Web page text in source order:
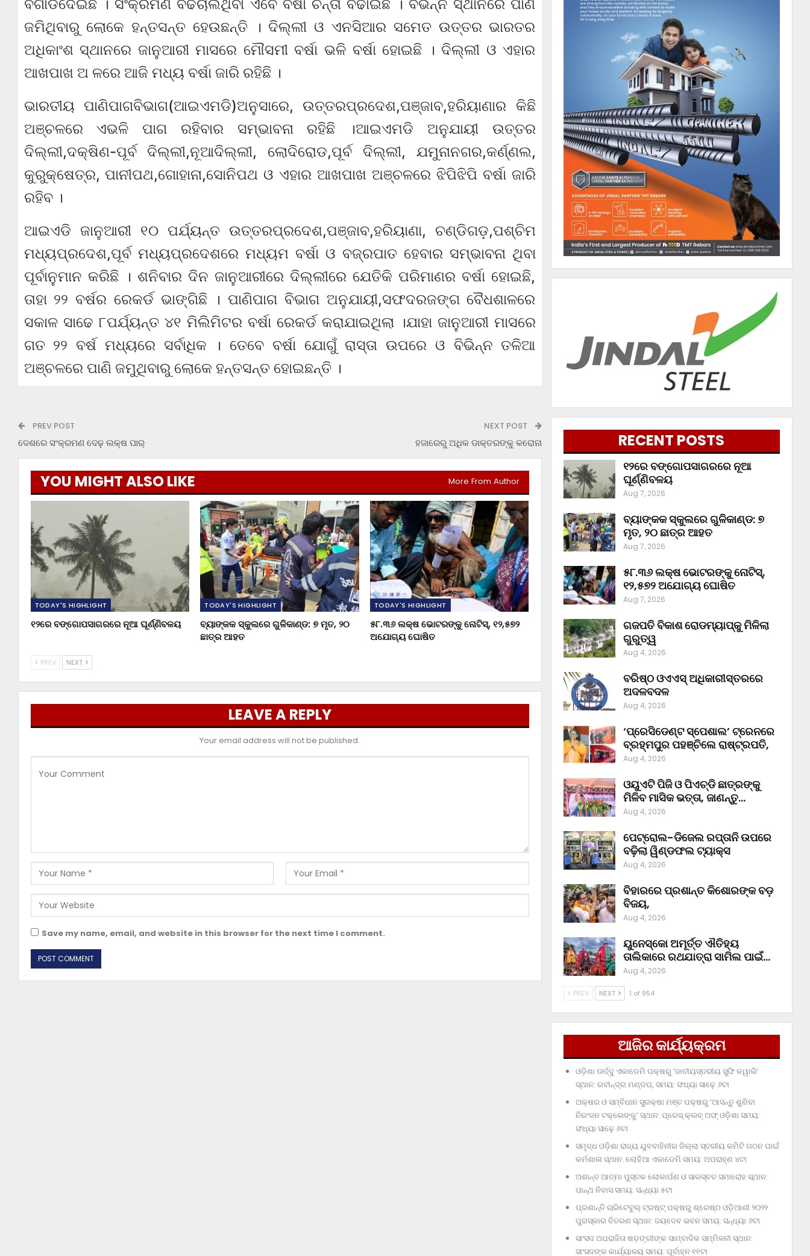
ବିଗାଡିଦେଇଛି । ସଂକ୍ରମଣ ବଢିଚାଲିଥିବା ଏବେ ବର୍ଷା ଚିନ୍ତା ବଢାଇଛି । ବିଭିନ୍ନ ସ୍ଥାନରେ ପାଣି
ଜମିଥିବାରୁ ଲୋକେ ହନ୍ତସନ୍ତ ହେଉଛନ୍ତି । ଦିଲ୍ଲୀ ଓ ଏନସିଆର ସମେତ ଉତ୍ତର ଭାରତର
ଅଧିକାଂଶ ସ୍ଥାନରେ ଜାନୁଆରୀ ମାସରେ ମୌସମୀ ବର୍ଷା ଭଳି ବର୍ଷା ହୋଇଛି । ଦିଲ୍ଲୀ ଓ ଏହାର
ଆଖପାଖ ଅ ଳରେ ଆଜି ମଧ୍ୟ ବର୍ଷା ଜାରି ରହିଛି ।
ଭାରତୀୟ ପାଣିପାଗବିଭାଗ(ଆଇଏମଡି)ଅନୁସାରେ, ଉତ୍ତରପ୍ରଦେଶ,ପଞ୍ଜାବ,ହରିୟାଣାର କିଛି
ଅଞ୍ଚଳରେ ଏଭଳି ପାଗ ରହିବାର ସମ୍ଭାବନା ରହିଛି ।ଆଇଏମଡି ଅନୁଯାୟୀ ଉତ୍ତର
ଦିଲ୍ଲୀ,ଦକ୍ଷିଣ-ପୂର୍ବ ଦିଲ୍ଲୀ,ନୂଆଦିଲ୍ଲୀ, ଲୋଦିରୋଡ,ପୂର୍ବ ଦିଲ୍ଲୀ, ଯମୁନାନଗର,କର୍ଣ୍ଣଲ,
କୁରୁକ୍ଷେତ୍ର, ପାନୀପଥ,ଗୋହାନା,ସୋନିପଥ ଓ ଏହାର ଆଖପାଖ ଅଞ୍ଚଳରେ ଝିପିଝିପି ବର୍ଷା ଜାରି
ରହିବ ।
ଆଇଏଡି ଜାନୁଆରୀ ୧୦ ପର୍ଯ୍ୟନ୍ତ ଉତ୍ତରପ୍ରଦେଶ,ପଞ୍ଜାବ,ହରିୟାଣା, ଚଣ୍ଡିଗଡ଼,ପଶ୍ଚିମ
ମଧ୍ୟପ୍ରଦେଶ,ପୂର୍ବ ମଧ୍ୟପ୍ରଦେଶରେ ମଧ୍ୟମ ବର୍ଷା ଓ ବଜ୍ରପାତ ହେବାର ସମ୍ଭାବନା ଥିବା
ପୂର୍ବାନୁମାନ କରିଛି । ଶନିବାର ଦିନ ଜାନୁଆରୀରେ ଦିଲ୍ଲୀରେ ଯେତିକି ପରିମାଣର ବର୍ଷା ହୋଇଛି,
ତାହା ୨୨ ବର୍ଷର ରେକର୍ଡ ଭାଙ୍ଗିଛି । ପାଣିପାଗ ବିଭାଗ ଅନୁଯାୟୀ,ସଫଦରଜଙ୍ଗ ବୈଧଶାଳରେ
ସକାଳ ସାଢେ ୮ପର୍ଯ୍ୟନ୍ତ ୪୧ ମିଲିମିଟର ବର୍ଷା ରେକର୍ଡ କରାଯାଇଥିଲା ।ଯାହା ଜାନୁଆରୀ ମାସରେ
ଗତ ୨୨ ବର୍ଷ ମଧ୍ୟରେ ସର୍ବାଧିକ । ତେବେ ବର୍ଷା ଯୋଗୁଁ ରାସ୍ତା ଉପରେ ଓ ବିଭିନ୍ନ ତଳିଆ
ଅଞ୍ଚଳରେ ପାଣି ଜମୁଥିବାରୁ ଲୋକେ ହନ୍ତସନ୍ତ ହୋଇଛନ୍ତି ।
PREV POST
ଦେଶରେ ସଂକ୍ରମଣ ଦେଢ଼ ଲକ୍ଷ ପାର୍
NEXT POST
ହଜାରେରୁ ଅଧିକ ଡାକ୍ତରଙ୍କୁ କରୋନା
YOU MIGHT ALSO LIKE More From Author
TODAY'S HIGHLIGHT
୧୨ରେ ବଙ୍ଗୋପସାଗରରେ ନୂଆ ଘୂର୍ଣ୍ଣିବଳୟ
TODAY'S HIGHLIGHT
ବ୍ୟାଙ୍କକ ସ୍କୁଲରେ ଗୁଳିକାଣ୍ଡ: ୭ ମୃତ, ୨୦
ଛାତ୍ର ଆହତ
TODAY'S HIGHLIGHT
୫୮.୩୬ ଲକ୍ଷ ଭୋଟରଙ୍କୁ ନୋଟିସ୍‌, ୧୨,୫୭୨
ଅଯୋଗ୍ୟ ଘୋଷିତ
PREV NEXT
LEAVE A REPLY
Your email address will not be published.
Save my name, email, and website in this browser for the next time I comment.
RECENT POSTS
୧୨ରେ ବଙ୍ଗୋପସାଗରରେ ନୂଆ
ଘୂର୍ଣ୍ଣିବଳୟ
Aug 7, 2026
ବ୍ୟାଙ୍କକ ସ୍କୁଲରେ ଗୁଳିକାଣ୍ଡ: ୭
ମୃତ, ୨୦ ଛାତ୍ର ଆହତ
Aug 7, 2026
୫୮.୩୬ ଲକ୍ଷ ଭୋଟରଙ୍କୁ ନୋଟିସ୍‌,
୧୨,୫୭୨ ଅଯୋଗ୍ୟ ଘୋଷିତ
Aug 7, 2026
ଗଜପତି ବିକାଶ ରୋଡମ୍ୟାପ୍‌କୁ ମିଳିଲା
ଗୁରୁତ୍ୱ
Aug 4, 2026
ବରିଷ୍ଠ ଓଏଏସ୍‌ ଅଧିକାରୀସ୍ତରରେ
ଅଦଳବଦଳ
Aug 4, 2026
‘ପ୍ରେସିଡେଣ୍ଟ ସ୍ପେଶାଲ’ ଟ୍ରେନରେ
ବ୍ରହ୍ମପୁର ପହଞ୍ଚିଲେ ରାଷ୍ଟ୍ରପତି,
Aug 4, 2026
ଓୟୁଏଟି ପିଜି ଓ ପିଏଚ୍‌ଡି ଛାତ୍ରଙ୍କୁ
ମିଳିବ ମାସିକ ଭତ୍ତା, ଜାଣନ୍ତୁ…
Aug 4, 2026
ପେଟ୍ରୋଲ-ଡିଜେଲ ରପ୍ତାନି ଉପରେ
ବଢ଼ିଲା ୱିଣ୍ଡଫଲ ଟ୍ୟାକ୍ସ
Aug 4, 2026
ବିହାରରେ ପ୍ରଶାନ୍ତ କିଶୋରଙ୍କ ବଡ଼
ବିଜୟ,
Aug 4, 2026
ୟୁନେସ୍କୋ ଅମୂର୍ତ୍ତ ଐତିହ୍ୟ
ତାଲିକାରେ ରଥଯାତ୍ରା ସାମିଲ ପାଇଁ…
Aug 4, 2026
PREV NEXT 1 of 954
ଆଜିର କାର୍ଯ୍ୟକ୍ରମ
ଓଡ଼ିଶା ଊର୍ଦ୍ଦୁ ଏକାଡେମି ପକ୍ଷରୁ ‘ଜାତୀୟସ୍ତରୀୟ ସୁଫି କୱାଲି’
ସ୍ଥାନ: ରବୀନ୍ଦ୍ର ମଣ୍ଡପ, ସମୟ: ସଂଧ୍ୟା ସାଢ଼େ ୬ଟା
ଅକ୍ଷର ଓ ସମ୍ବିଧାନ ସୁରକ୍ଷା ମଞ୍ଚ ପକ୍ଷରୁ ‘ଆସନ୍ତୁ ଶୁଣିବା
ନିରଂଜନ ଟକ୍‌ଲେଙ୍କୁ’ ସ୍ଥାନ: ପ୍ରେସ୍‌ କ୍ଲବ୍‌ ଅଫ୍‌ ଓଡ଼ିଶା ସମୟ:
ସଂଧ୍ୟା ସାଢ଼େ ୬ଟା
ସମୃଦ୍ଧ ଓଡ଼ିଶା ରାଜ୍ୟ ଯୁବବାହିନୀର ଜିଲ୍ଲା ସ୍ତରୀୟ କମିଟି ଗଠନ ପାଇଁ
କର୍ମଶାଳା ସ୍ଥାନ: ଲୋହିଆ ଏକାଡେମି ସମୟ: ଅପରାହ୍‌ଣ ୪ଟା
ଅଶାନ୍ତ ଆତ୍ମା ପୁସ୍ତକ ଲୋକାର୍ପଣ ଓ ସାରସ୍ବତ ସମାରୋହ ସ୍ଥାନ:
ପାନ୍ଥ ନିବାସ ସମୟ: ସନ୍ଧ୍ୟା ୫ଟା
ପ୍ରଶାନ୍ତି ଚାରିଟେବୁଲ୍‌ ଟ୍ରଷ୍ଟ୍‌ ପକ୍ଷରୁ ଶ୍ରେଷ୍ଠ ଓଡ଼ିଆଣୀ ୨୦୨୨
ପୁରସ୍କାର ବିତରଣ ସ୍ଥାନ: ଜୟଦେବ ଭବନ ସମୟ: ସନ୍ଧ୍ୟା ୬ଟା
ସାଂସଦ ଅପରାଜିତା ଷଡ଼ଙ୍ଗୀଙ୍କ ସାମ୍ବାଦିକ ସମ୍ମିଳନୀ ସ୍ଥାନ:
ସାଂସଦଙ୍କ କାର୍ଯ୍ୟାଳୟ ସମୟ: ପୂର୍ବାହ୍ନ ୧୧ଟା